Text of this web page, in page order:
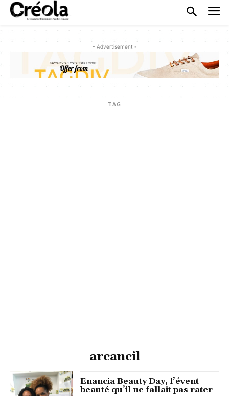
- Advertisement -
TAG
arcancil
Enancia Beauty Day, l’évent
beauté qu’il ne fallait pas rater